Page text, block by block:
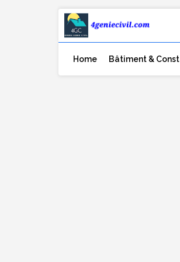
Home Bâtiment & Const